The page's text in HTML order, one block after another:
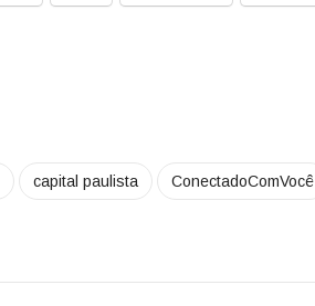
capital paulista ConectadoComVocê